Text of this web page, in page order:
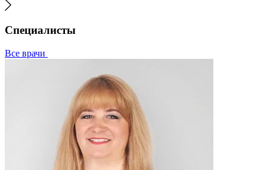
Специалисты
Все врачи